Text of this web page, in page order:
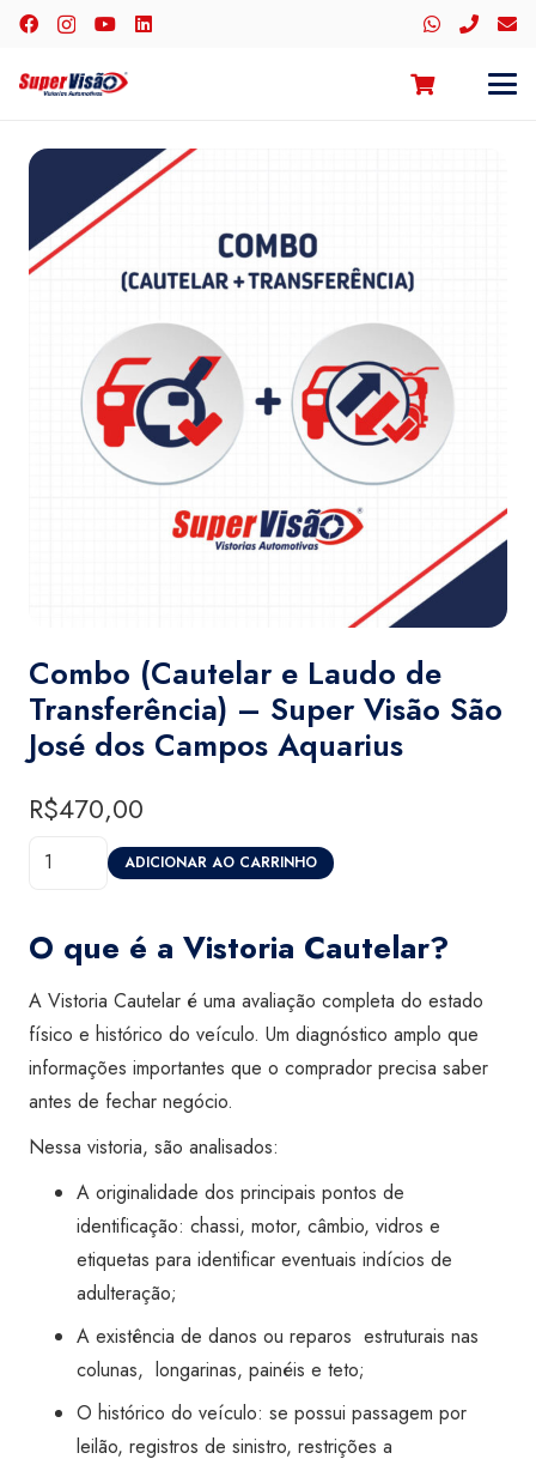
Combo (Cautelar e Laudo de
Transferência) – Super Visão São
José dos Campos Aquarius
R$470,00
Combo
Laudo
de
Transferência)
-
São
José
Campos
Aquarius
quantidade
ADICIONAR AO CARRINHO
O que é a Vistoria Cautelar?
A Vistoria Cautelar é uma avaliação completa do estado
físico e histórico do veículo. Um diagnóstico amplo que
informações importantes que o comprador precisa saber
antes de fechar negócio.
Nessa vistoria, são analisados:
A originalidade dos principais pontos de
identificação: chassi, motor, câmbio, vidros e
etiquetas para identificar eventuais indícios de
adulteração;
A existência de danos ou reparos estruturais nas
colunas, longarinas, painéis e teto;
O histórico do veículo: se possui passagem por
leilão, registros de sinistro, restrições a